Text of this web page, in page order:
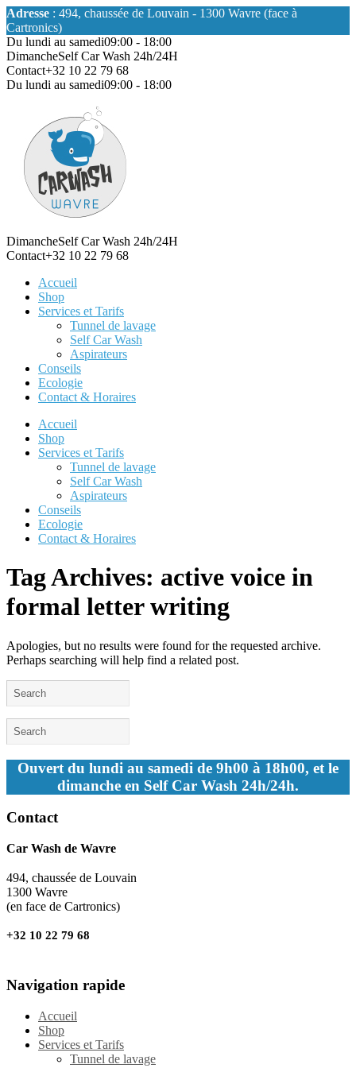
Adresse : 494, chaussée de Louvain - 1300 Wavre (face à
Cartronics)
Du lundi au samedi09:00 - 18:00
DimancheSelf Car Wash 24h/24H
Contact+32 10 22 79 68
Du lundi au samedi09:00 - 18:00
DimancheSelf Car Wash 24h/24H
Contact+32 10 22 79 68
Accueil
Shop
Services et Tarifs
Tunnel de lavage
Self Car Wash
Aspirateurs
Conseils
Ecologie
Contact & Horaires
Accueil
Shop
Services et Tarifs
Tunnel de lavage
Self Car Wash
Aspirateurs
Conseils
Ecologie
Contact & Horaires
Tag Archives: active voice in
formal letter writing
Apologies, but no results were found for the requested archive.
Perhaps searching will help find a related post.
Ouvert du lundi au samedi de 9h00 à 18h00, et le
dimanche en Self Car Wash 24h/24h.
Contact
Car Wash de Wavre
494, chaussée de Louvain
1300 Wavre
(en face de Cartronics)
+32 10 22 79 68
Navigation rapide
Accueil
Shop
Services et Tarifs
Tunnel de lavage